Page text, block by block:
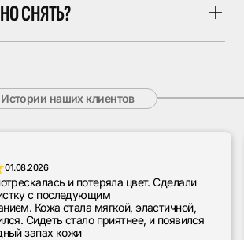
СНЯТЬ?
Истории наших клиентов
01.08.2026
и потеряла цвет. Сделали
с последующим
Кожа стала мягкой, эластичной,
Сидеть стало приятнее, и появился
запах кожи